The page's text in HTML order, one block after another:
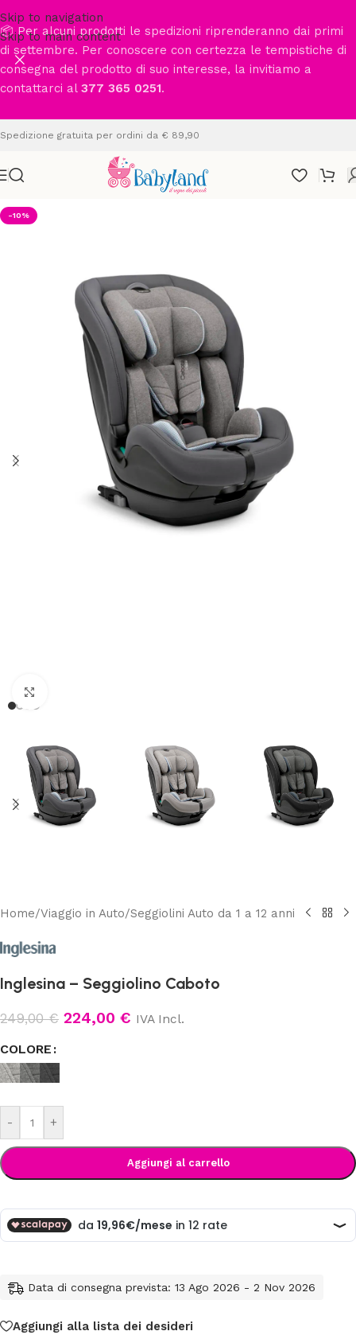
Skip to navigation
Skip to main content
📦 Per alcuni prodotti le spedizioni riprenderanno dai primi
di settembre. Per conoscere con certezza le tempistiche di
consegna del prodotto di suo interesse, la invitiamo a
contattarci al 377 365 0251.
Spedizione gratuita per ordini da € 89,90
-10%
Home/Viaggio in Auto/Seggiolini Auto da 1 a 12 anni
Inglesina – Seggiolino Caboto
249,00€ 224,00 € IVA Incl.
COLORE
- +
Aggiungi al carrello
Data di consegna prevista: 13 Ago 2026 - 2 Nov 2026
Aggiungi alla lista dei desideri